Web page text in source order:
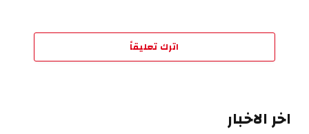
اترك تعليقاً
اخر الاخبار